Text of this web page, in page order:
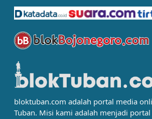
bloktuban.com adalah portal media
Tuban. Misi kami adalah menjadi